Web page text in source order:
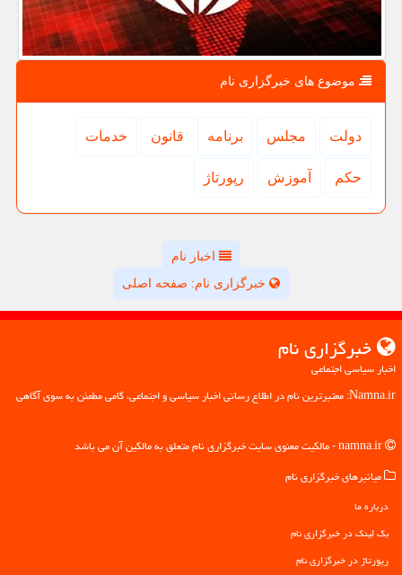
موضوع های خبرگزاری نام
دولت مجلس برنامه قانون خدمات
حكم آموزش رپورتاژ
اخبار نام
خبرگزاری نام: صفحه اصلی
خبرگزاری نام
اخبار سیاسی اجتماعی
Namna.ir: معتبرترین نام در اطلاع رسانی اخبار سیاسی و اجتماعی، گامی مطمئن به سوی آگاهی
میانبرهای خبرگزاری نام
درباره ما
بک لینک در خبرگزاری نام
رپورتاژ در خبرگزاری نام